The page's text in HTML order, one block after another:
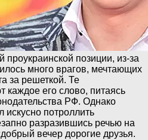
проукраинской позиции, из-за
много врагов, мечтающих
за решеткой. Те
каждое его слово, питаясь
РФ. Однако
искусно потроллить
разразившись речью на
вечер дорогие друзья.